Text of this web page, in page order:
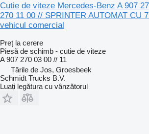
Cutie de viteze Mercedes-Benz A 907
270 11 00 // SPRINTER AUTOMAT CU
vehicul comercial
Preț la cerere
Piesă de schimb - cutie de viteze
A 907 270 03 00 // 11
Țările de Jos, Groesbeek
Schmidt Trucks B.V.
Luați legătura cu vânzătorul